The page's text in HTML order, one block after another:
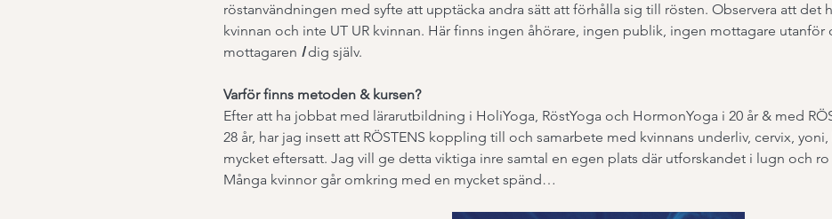
röstanvändningen med syfte att upptäcka andra sätt att förhålla sig till rösten. Observera att det
kvinnan och inte UT UR kvinnan. Här finns ingen åhörare, ingen publik, ingen mottagare utanför
mottagaren I dig själv.
Varför finns metoden & kursen?
Efter att ha jobbat med lärarutbildning i HoliYoga, RöstYoga och HormonYoga i 20 år & med
28 år, har jag insett att RÖSTENS koppling till och samarbete med kvinnans underliv, cervix,
mycket eftersatt. Jag vill ge detta viktiga inre samtal en egen plats där utforskandet i lugn och
Många kvinnor går omkring med en mycket spänd…